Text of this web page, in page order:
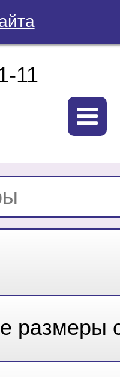
11
размеры